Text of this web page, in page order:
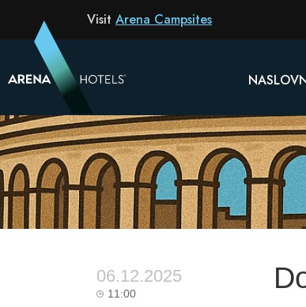
Visit Arena Campsites
06.12.2025
11:00